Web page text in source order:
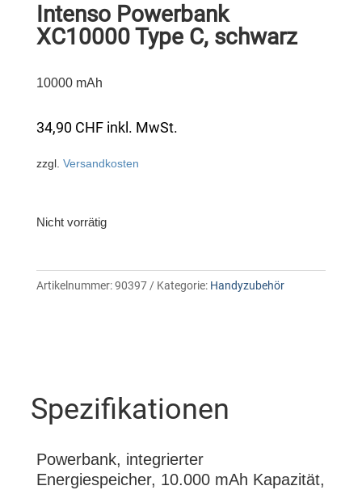
Intenso Powerbank
XC10000 Type C, schwarz
10000 mAh
34,90 CHF inkl. MwSt.
zzgl. Versandkosten
Nicht vorrätig
Artikelnummer:90397 Kategorie: Handyzubehör
Spezifikationen
Powerbank, integrierter
Energiespeicher, 10.000 mAh Kapazität,